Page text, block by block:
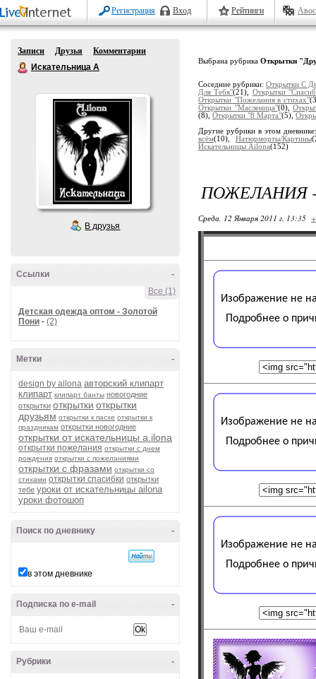
Регистрация Вход Рейтинги
Записи Друзья
Комментарии
Искательница А
В друзья
-
Ссылки
Все (1)
Детская одежда оптом - Золотой
Пони - (2)
-
Метки
design by ailona авторский клипарт
клипарт клипарт банты новогодние
открытки открытки открытки
друзьям открытки к пасхе открытки к
праздникам открытки новогодние
открытки от искательницы a.ilona
открытки пожелания открытки с днем
рождения открытки с пожеланиями
открытки с фразами открытки со
стихами открытки спасибки открытки
тебе уроки от искательницы ailona
уроки фотошоп
-
Поиск по дневнику
в этом дневнике
-
Подписка по e-mail
-
Рубрики
Выбрана рубрика Открытки
Соседние рубрики: Открытки С
Для Тебя"(21), Открытки
Открытки "Пожелания в стихах"
Открытки "Масленица"(0),
(8), Открытки "8 Марта"(5),
Другие рубрики в этом
всём(10), Натюрморты/Картины
Искательницы Ailona(152)
ПОЖЕЛАНИЯ
Среда, 12 Января 2011 г. 13:35